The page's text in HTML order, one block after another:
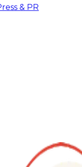
& PR
Esperienze